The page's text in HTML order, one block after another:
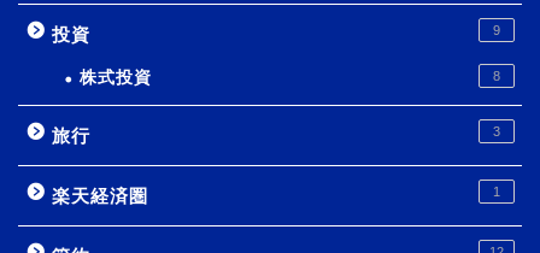
投資 9
株式投資 8
旅行 3
楽天経済圏 1